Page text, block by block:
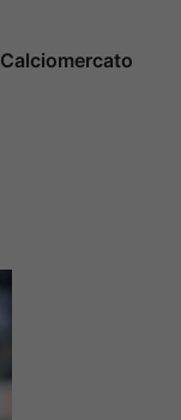
Calciomercato